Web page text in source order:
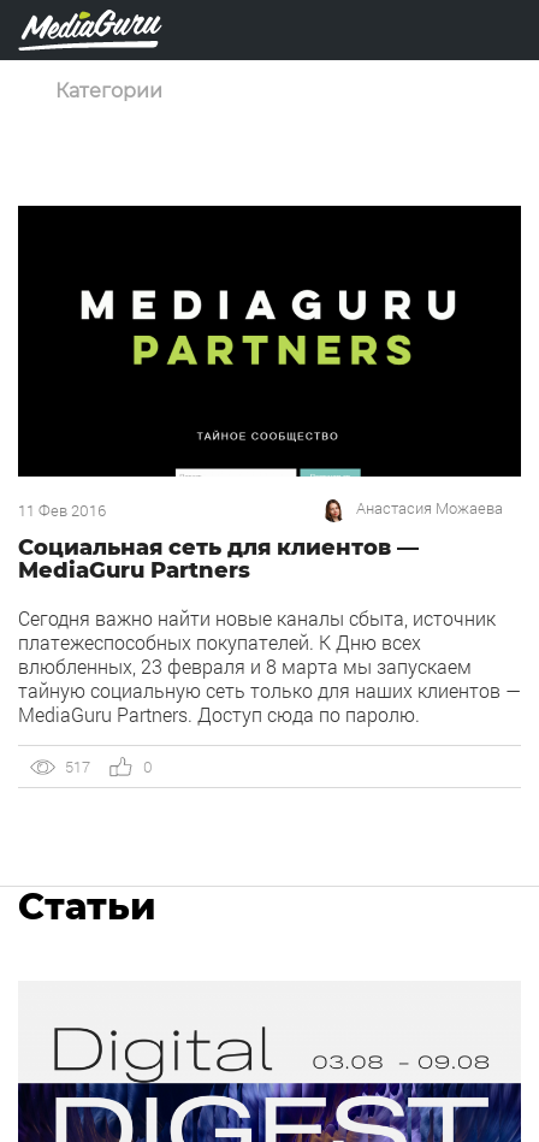
Категории
11 Фев 2016 Анастасия Можаева
Социальная сеть для клиентов —
MediaGuru Partners
Сегодня важно найти новые каналы сбыта, источник
платежеспособных покупателей. К Дню всех
влюбленных, 23 февраля и 8 марта мы запускаем
тайную социальную сеть только для наших клиентов —
MediaGuru Partners. Доступ сюда по паролю.
517 0
Статьи